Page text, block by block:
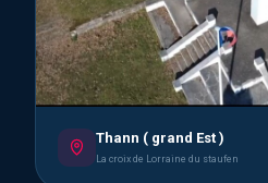
Thann ( grand Est )
La croix de Lorraine du staufen